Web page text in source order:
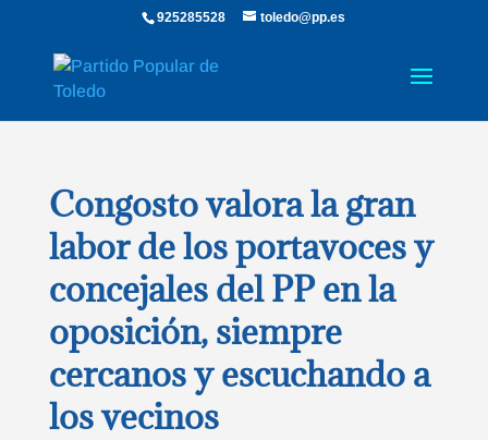
925285528 toledo@pp.es
Congosto valora la gran
labor de los portavoces y
concejales del PP en la
oposición, siempre
cercanos y escuchando a
los vecinos